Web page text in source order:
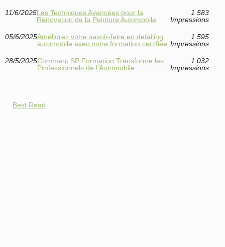
11/6/2025Les Techniques Avancées pour la
Rénovation de la Peinture Automobile
1 583
Impressions
05/6/2025Améliorez votre savoir-faire en detailing
automobile avec notre formation certifiée
1 595
Impressions
28/5/2025Comment SP Formation Transforme les
Professionnels de l'Automobile
1 032
Impressions
Best Read